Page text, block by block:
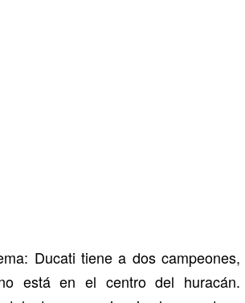
Ducati tiene a dos campeones,
está en el centro del huracán.